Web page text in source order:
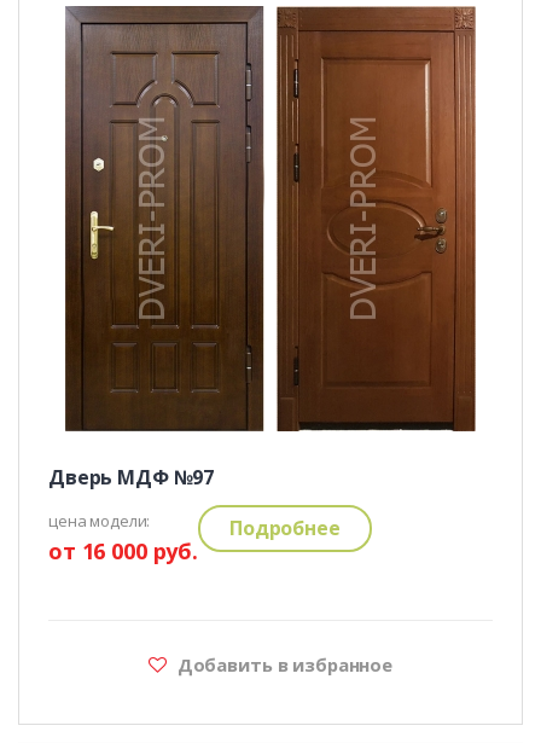
Дверь МДФ №97
цена модели:
от 16 000 руб.
Подробнее
Добавить в избранное